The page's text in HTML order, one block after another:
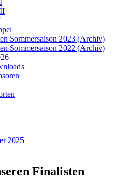
Sommersaison 2023 (Archiv)
Sommersaison 2022 (Archiv)
2025
Finalisten